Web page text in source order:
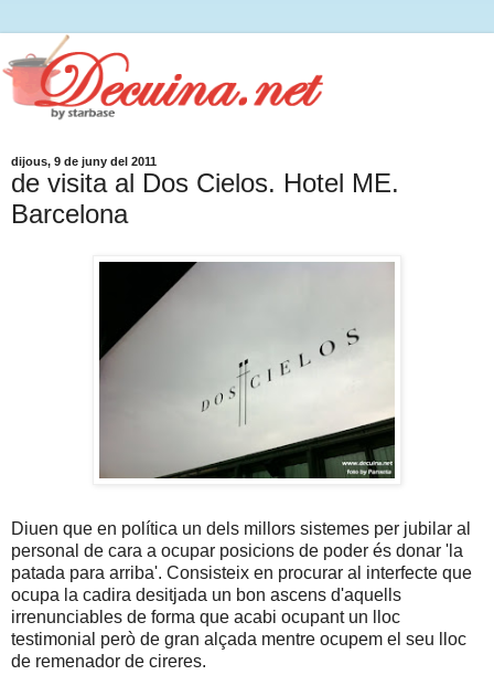
dijous, 9 de juny del 2011
de visita al Dos Cielos. Hotel ME.
Barcelona
Diuen que en política un dels millors sistemes per jubilar al
personal de cara a ocupar posicions de poder és donar 'la
patada para arriba'. Consisteix en procurar al interfecte que
ocupa la cadira desitjada un bon ascens d'aquells
irrenunciables de forma que acabi ocupant un lloc
testimonial però de gran alçada mentre ocupem el seu lloc
de remenador de cireres.